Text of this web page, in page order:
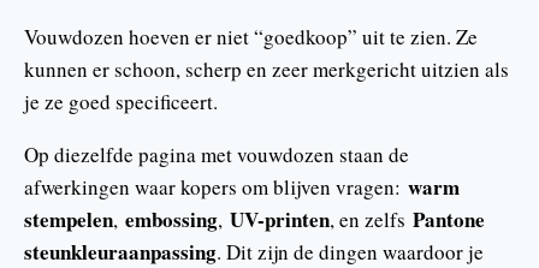
Vouwdozen hoeven er niet “goedkoop” uit te zien. Ze
kunnen er schoon, scherp en zeer merkgericht uitzien als
je ze goed specificeert.
Op diezelfde pagina met vouwdozen staan de
afwerkingen waar kopers om blijven vragen: warm
stempelen, embossing, UV-printen, en zelfs Pantone
steunkleuraanpassing. Dit zijn de dingen waardoor je